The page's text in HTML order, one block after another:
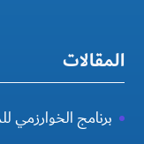
المقالات
برنامج الخوارزمي